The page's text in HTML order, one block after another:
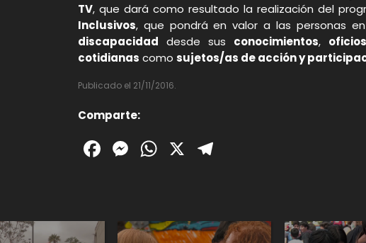
TV, que dará como resultado la realización del
Inclusivos, que pondrá en valor a las personas en
discapacidad desde sus conocimientos, oficios
cotidianas como sujetos/as de acción y
Publicado el 21/11/2016.
Comparte:
Facebook
Messenger
WhatsApp
X